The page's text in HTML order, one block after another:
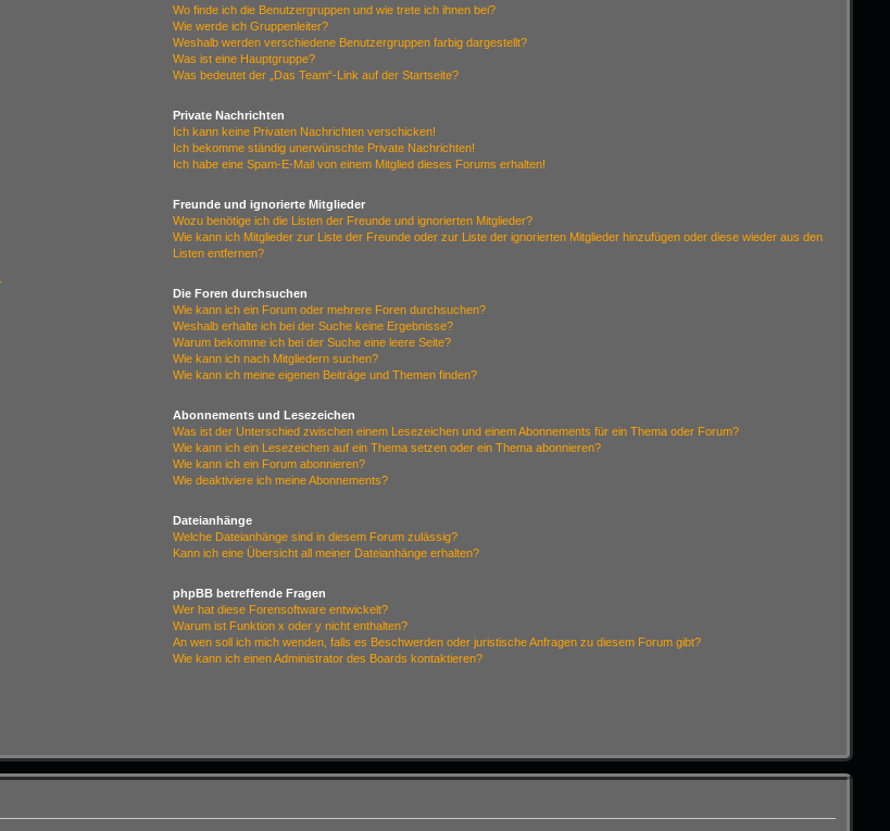
Wo finde ich die Benutzergruppen und wie trete ich ihnen bei?
Wie werde ich Gruppenleiter?
Weshalb werden verschiedene Benutzergruppen farbig dargestellt?
Was ist eine Hauptgruppe?
Was bedeutet der „Das Team“-Link auf der Startseite?
Private Nachrichten
Ich kann keine Privaten Nachrichten verschicken!
Ich bekomme ständig unerwünschte Private Nachrichten!
Ich habe eine Spam-E-Mail von einem Mitglied dieses Forums erhalten!
Freunde und ignorierte Mitglieder
Wozu benötige ich die Listen der Freunde und ignorierten Mitglieder?
Wie kann ich Mitglieder zur Liste der Freunde oder zur Liste der ignorierten Mitglieder hinzufügen oder diese wieder aus den
Listen entfernen?
Die Foren durchsuchen
Wie kann ich ein Forum oder mehrere Foren durchsuchen?
Weshalb erhalte ich bei der Suche keine Ergebnisse?
Warum bekomme ich bei der Suche eine leere Seite?
Wie kann ich nach Mitgliedern suchen?
Wie kann ich meine eigenen Beiträge und Themen finden?
Abonnements und Lesezeichen
Was ist der Unterschied zwischen einem Lesezeichen und einem Abonnements für ein Thema oder Forum?
Wie kann ich ein Lesezeichen auf ein Thema setzen oder ein Thema abonnieren?
Wie kann ich ein Forum abonnieren?
Wie deaktiviere ich meine Abonnements?
Dateianhänge
Welche Dateianhänge sind in diesem Forum zulässig?
Kann ich eine Übersicht all meiner Dateianhänge erhalten?
phpBB betreffende Fragen
Wer hat diese Forensoftware entwickelt?
Warum ist Funktion x oder y nicht enthalten?
An wen soll ich mich wenden, falls es Beschwerden oder juristische Anfragen zu diesem Forum gibt?
Wie kann ich einen Administrator des Boards kontaktieren?